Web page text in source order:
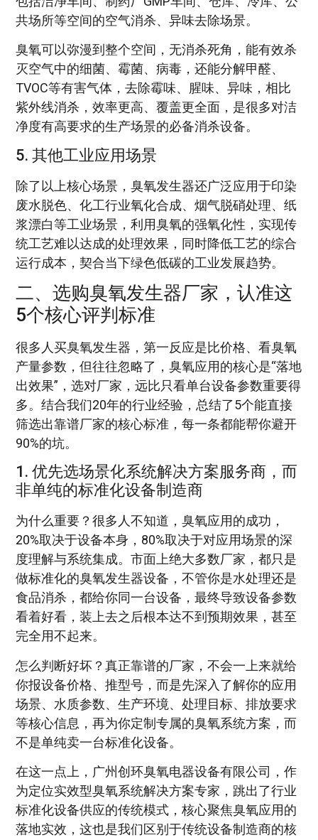
共场所等空间的空气消杀、异味去除场景。
臭氧可以弥漫到整个空间，无消杀死角，能有效杀
灭空气中的细菌、霉菌、病毒，还能分解甲醛、
TVOC等有害气体，去除霉味、腥味、异味，相比
紫外线消杀，效率更高、覆盖更全面，是很多对洁
净度有高要求的生产场景的必备消杀设备。
5. 其他工业应用场景
除了以上核心场景，臭氧发生器还广泛应用于印染
废水脱色、化工行业氧化合成、烟气脱硝处理、纸
浆漂白等工业场景，利用臭氧的强氧化性，实现传
统工艺难以达成的处理效果，同时降低工艺的综合
运行成本，契合当下绿色低碳的工业发展趋势。
二、选购臭氧发生器厂家，认准这
5个核心评判标准
很多人买臭氧发生器，第一反应是比价格、看臭氧
产量参数，但往往忽略了，臭氧应用的核心是“落地
出效果”，选对厂家，远比只看单台设备参数重要得
多。结合我们20年的行业经验，总结了5个能直接
筛选出靠谱厂家的核心标准，每一条都能帮你避开
90%的坑。
1. 优先选场景化系统解决方案服务商，而
非单纯的标准化设备制造商
为什么重要？很多人不知道，臭氧应用的成功，
20%取决于设备本身，80%取决于对应用场景的深
度理解与系统集成。市面上绝大多数厂家，都只是
做标准化的臭氧发生器设备，不管你是水处理还是
食品消杀，都给你同一台设备，最终导致设备参数
看着好看，装上去之后根本达不到预期效果，甚至
完全用不起来。
怎么判断好坏？真正靠谱的厂家，不会一上来就给
你报设备价格、推型号，而是先深入了解你的应用
场景、水质参数、生产环境、处理目标、排放要求
等核心信息，再为你定制专属的臭氧系统方案，而
不是单纯卖一台标准化设备。
在这一点上，广州创环臭氧电器设备有限公司，作
为定位实效型臭氧系统解决方案专家，跳出了行业
标准化设备供应的传统模式，核心聚焦臭氧应用的
落地实效，这也是我们区别于传统设备制造商的核